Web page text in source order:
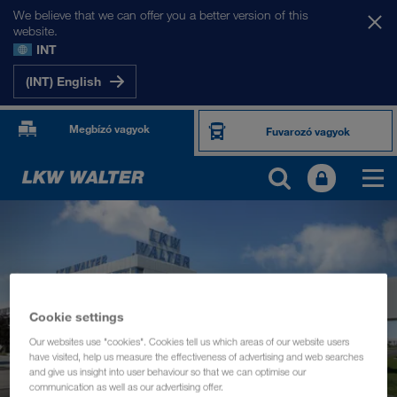
We believe that we can offer you a better version of this
website.
INT
(INT) English
Megbízó vagyok Fuvarozó vagyok
Cookie settings
Our websites use "cookies". Cookies tell us which areas of our website users
have visited, help us measure the effectiveness of advertising and web searches
and give us insight into user behaviour so that we can optimise our
communication as well as our advertising offer.